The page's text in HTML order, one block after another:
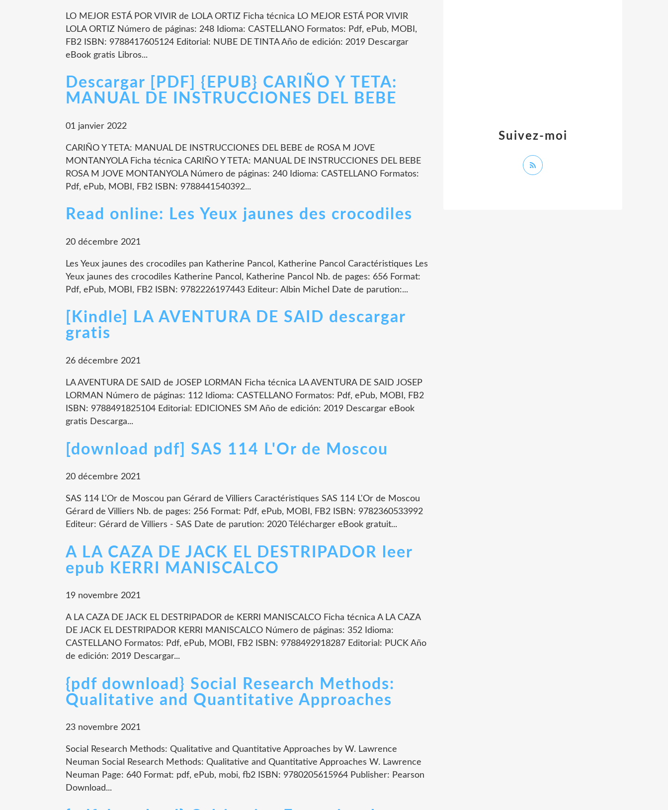
LO MEJOR ESTÁ POR VIVIR de LOLA ORTIZ Ficha técnica LO MEJOR ESTÁ POR VIVIR
LOLA ORTIZ Número de páginas: 248 Idioma: CASTELLANO Formatos: Pdf, ePub, MOBI,
FB2 ISBN: 9788417605124 Editorial: NUBE DE TINTA Año de edición: 2019 Descargar
eBook gratis Libros...
Descargar [PDF] {EPUB} CARIÑO Y TETA:
MANUAL DE INSTRUCCIONES DEL BEBE
01 janvier 2022
CARIÑO Y TETA: MANUAL DE INSTRUCCIONES DEL BEBE de ROSA M JOVE
MONTANYOLA Ficha técnica CARIÑO Y TETA: MANUAL DE INSTRUCCIONES DEL BEBE
ROSA M JOVE MONTANYOLA Número de páginas: 240 Idioma: CASTELLANO Formatos:
Pdf, ePub, MOBI, FB2 ISBN: 9788441540392...
Read online: Les Yeux jaunes des crocodiles
20 décembre 2021
Les Yeux jaunes des crocodiles pan Katherine Pancol, Katherine Pancol Caractéristiques Les
Yeux jaunes des crocodiles Katherine Pancol, Katherine Pancol Nb. de pages: 656 Format:
Pdf, ePub, MOBI, FB2 ISBN: 9782226197443 Editeur: Albin Michel Date de parution:...
[Kindle] LA AVENTURA DE SAID descargar
gratis
26 décembre 2021
LA AVENTURA DE SAID de JOSEP LORMAN Ficha técnica LA AVENTURA DE SAID JOSEP
LORMAN Número de páginas: 112 Idioma: CASTELLANO Formatos: Pdf, ePub, MOBI, FB2
ISBN: 9788491825104 Editorial: EDICIONES SM Año de edición: 2019 Descargar eBook
gratis Descarga...
[download pdf] SAS 114 L'Or de Moscou
20 décembre 2021
SAS 114 L'Or de Moscou pan Gérard de Villiers Caractéristiques SAS 114 L'Or de Moscou
Gérard de Villiers Nb. de pages: 256 Format: Pdf, ePub, MOBI, FB2 ISBN: 9782360533992
Editeur: Gérard de Villiers - SAS Date de parution: 2020 Télécharger eBook gratuit...
A LA CAZA DE JACK EL DESTRIPADOR leer
epub KERRI MANISCALCO
19 novembre 2021
A LA CAZA DE JACK EL DESTRIPADOR de KERRI MANISCALCO Ficha técnica A LA CAZA
DE JACK EL DESTRIPADOR KERRI MANISCALCO Número de páginas: 352 Idioma:
CASTELLANO Formatos: Pdf, ePub, MOBI, FB2 ISBN: 9788492918287 Editorial: PUCK Año
de edición: 2019 Descargar...
{pdf download} Social Research Methods:
Qualitative and Quantitative Approaches
23 novembre 2021
Social Research Methods: Qualitative and Quantitative Approaches by W. Lawrence
Neuman Social Research Methods: Qualitative and Quantitative Approaches W. Lawrence
Neuman Page: 640 Format: pdf, ePub, mobi, fb2 ISBN: 9780205615964 Publisher: Pearson
Download...
Suivez-moi